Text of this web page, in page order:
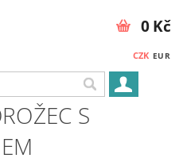
CZK EUR
0 Kč
S